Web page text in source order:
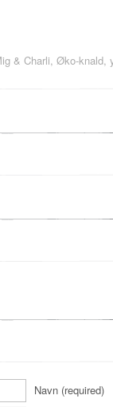
& Charli, Øko-knald,
Navn (required)